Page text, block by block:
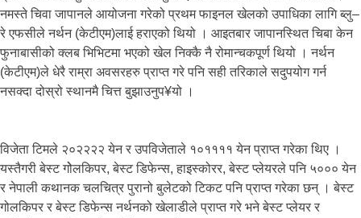
नमस्ते चिवा जापानले आयोजना गरेको प्रथम फाइनल खेलको उपाधिका लागि ब्लु–
रे एफसीले नर्थन (केटीएम)लाई हराएको थियो । आइतबार जापानस्थित चिबा केन
फुनाबासीको क्लब भिभिटमा भएको खेल निक्कै नै रोमान्चकपूर्ण थियो । नर्थन
(केटीएम)ले धेरै राम्रा अवसरहरु प्राप्त गरे पनि सही तरिकाले सदुपयोग गर्न
नसक्दा दोस्रो स्थानमै चित्त बुझाउनुप¥यो ।
विजेता टिमले २०२२२२ येन र उपविजेताले १०११११ येन प्राप्त गरेका थिए ।
यस्तैगरी बेस्ट गोेलकिपर, बेस्ट डिफेन्स, हाइस्कोरर, बेस्ट प्लेयरले पनि ५००० येन
र नेपाली कथानक चलचित्र पुरानो बुलेटको टिकट पनि प्राप्त गरेका छन् । बेस्ट
गोलकिपर र बेस्ट डिफेन्स नर्थनको खेलाडीले प्राप्त गरे भने बेस्ट प्लेयर र